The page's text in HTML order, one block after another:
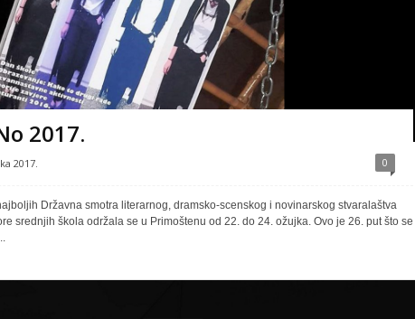
2017.
2017. 0
Državna smotra literarnog, dramsko-scenskog i novinarskog stvaralaštva
srednjih škola održala se u Primoštenu od 22. do 24. ožujka. Ovo je 26. put što se